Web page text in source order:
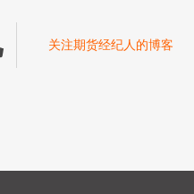
关注期货经纪人的博客